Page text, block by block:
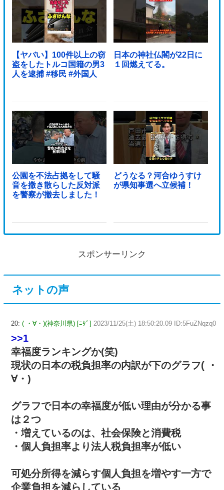
【ヤバい】100件以上の窃
盗をしたトルコ国籍の男3
人を逮捕 #移民 #外国人
日本の神社仏閣が22日に
１回燃えてる。
公園を不法占拠をして騒
音を撒き散らした反対派
を警察が撤去しました！
どうなる？河合ゆうすけ
が県知事選へ立候補！
スポンサーリンク
ネットの声
20: ( ・∀・)(神奈川県) [ﾆﾀﾞ] 2023/11/25(土) 18:50:20.09 ID:5FuZNqzq0
>>1
幸福度ランキングか(笑)
現状の日本の税負担率の内訳が下のグラフ( ・
∀・)
グラフで日本の幸福度が低い理由が分かる事
は２つ
・増えているのは、社会保険と消費税
・個人負担率より法人税負担率が低い
可処分所得を減らす個人負担を増やす一方で
企業負担を減らしている